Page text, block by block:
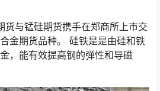
与锰硅期货携手在郑商所上市交
金期货品种。 硅铁是是由硅和铁
，能有效提高钢的弹性和导磁